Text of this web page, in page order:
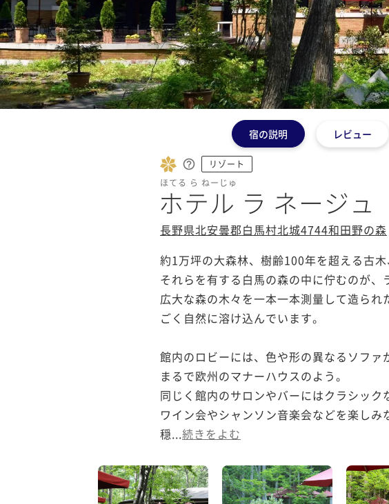
宿の説明 レビュー
リゾート
ほてる ら ねーじゅ
ホテル ラ ネージュ
長野県北安曇郡白馬村北城4744和田野の森
約1万坪の大森林、樹齢100年を超える古木
それらを有する白馬の森の中に佇むのが、
広大な森の木々を一本一本測量して造られ
ごく自然に溶け込んでいます。
館内のロビーには、色や形の異なるソファ
まるで欧州のマナーハウスのよう。
同じく館内のサロンやバーにはクラシック
ワイン会やシャンソン音楽会などを楽しみ
穏...続きをよむ